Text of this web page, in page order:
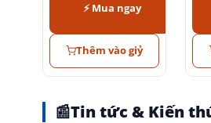
⚡ Mua ngay
Thêm vào giỷ
📰Tin tức & Kiến